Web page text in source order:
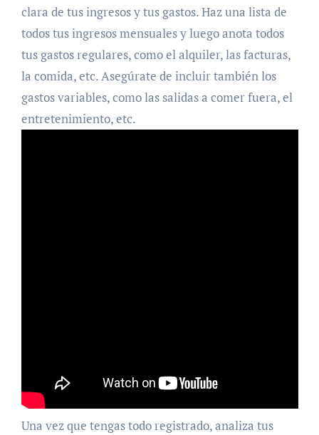
clara de tus ingresos y tus gastos. Haz una lista de
todos tus ingresos mensuales y luego anota todos
tus gastos regulares, como el alquiler, las facturas,
la comida, etc. Asegúrate de incluir también los
gastos variables, como las salidas a comer fuera, el
entretenimiento, etc.
Una vez que tengas todo registrado, analiza tus